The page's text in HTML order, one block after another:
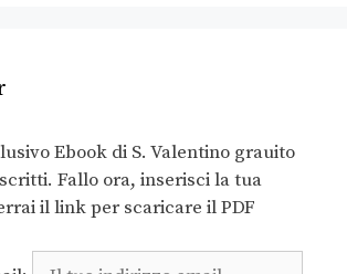
Ebook di S. Valentino grauito
Fallo ora, inserisci la tua
il link per scaricare il PDF